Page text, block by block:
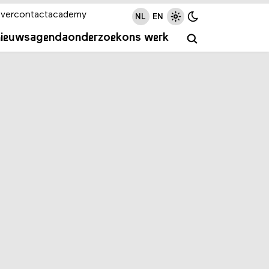
agendaonderzoekons werk
contactacademy NL EN